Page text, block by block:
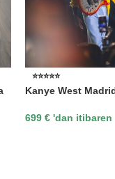
⭐⭐⭐⭐⭐
Kanye West
699 € 'dan itibaren